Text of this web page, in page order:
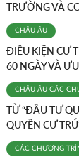
TRƯỜNG VÀ
CHÂU ÂU
ĐIỀU KIỆN CƯ
60 NGÀY VÀ
CHÂU ÂU CÁC
TỪ “ĐẦU TƯ
QUYỀN CƯ
CÁC CHƯƠNG